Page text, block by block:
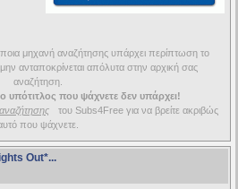
μηχανή αναζήτησης υπάρχει περίπτωση το
ανταποκρίνεται απόλυτα στην αρχική σας
αναζήτηση.
υπότιτλος που ψάχνετε δεν υπάρχει!
του Subs4Free για να βρείτε ακριβώς
που ψάχνετε.
Out*...